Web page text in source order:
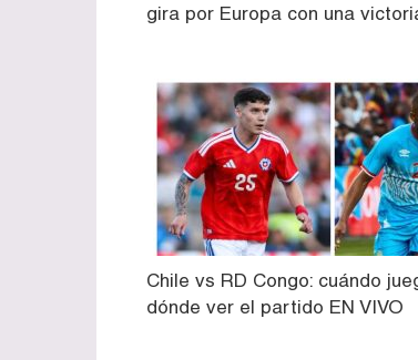
gira por Europa con una
Chile vs RD Congo: cuándo
dónde ver el partido EN VIVO